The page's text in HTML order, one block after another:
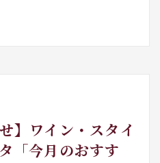
】ワイン・スタイ
「今月のおすす